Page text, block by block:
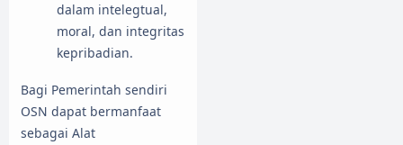
dalam intelegtual,
moral, dan integritas
kepribadian.
Bagi Pemerintah sendiri
OSN dapat bermanfaat
sebagai Alat